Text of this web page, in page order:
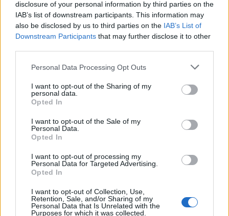
disclosure of your personal information by third parties on the
IAB’s list of downstream participants. This information may
also be disclosed by us to third parties on the IAB’s List of
Downstream Participants that may further disclose it to other
Personal Data Processing Opt Outs
I want to opt-out of the Sharing of my
personal data.
Opted In
I want to opt-out of the Sale of my
Personal Data.
Opted In
I want to opt-out of processing my
Personal Data for Targeted Advertising.
Opted In
I want to opt-out of Collection, Use,
Retention, Sale, and/or Sharing of my
Personal Data that Is Unrelated with the
Purposes for which it was collected.
apríl 2024
marec 2024
február 2024
december 2023
november 2023
september 2023
august 2023
júl 2023
jún 2023